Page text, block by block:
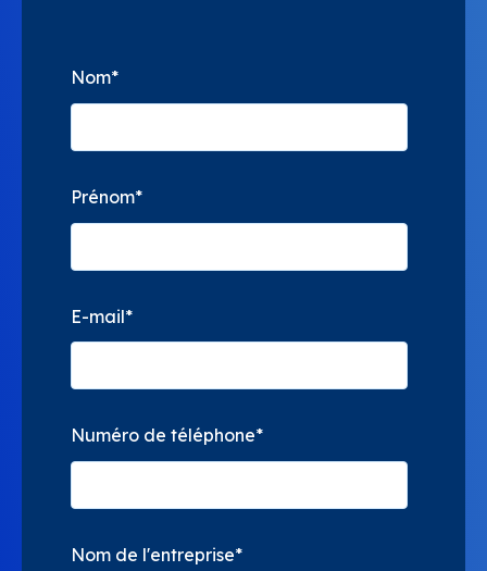
Nom*
Prénom*
E-mail*
Numéro de téléphone*
Nom de l'entreprise*